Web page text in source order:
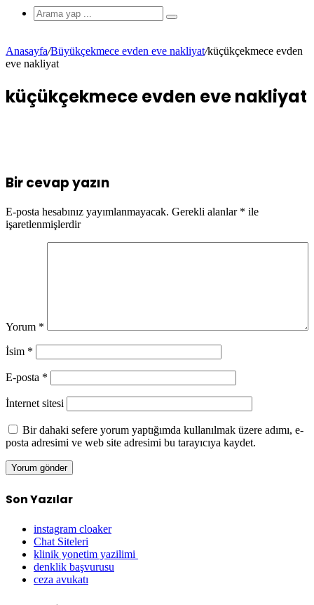
Anasayfa/Büyükçekmece evden eve nakliyat/küçükçekmece evden
eve nakliyat
küçükçekmece evden eve nakliyat
Bir cevap yazın
E-posta hesabınız yayımlanmayacak. Gerekli alanlar * ile
işaretlenmişlerdir
Yorum *
İsim *
E-posta *
İnternet sitesi
Bir dahaki sefere yorum yaptığımda kullanılmak üzere adımı, e-
posta adresimi ve web site adresimi bu tarayıcıya kaydet.
Son Yazılar
instagram cloaker
Chat Siteleri
klinik yonetim yazilimi
denklik başvurusu
ceza avukatı